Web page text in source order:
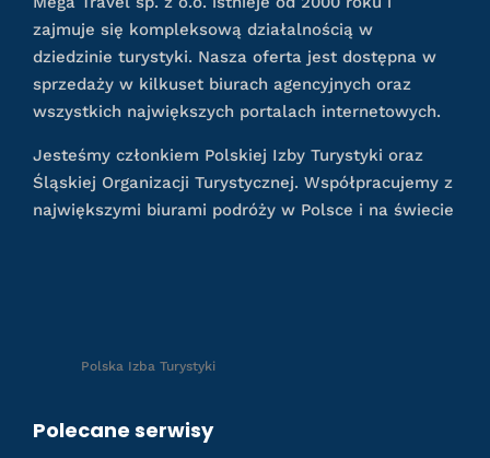
zajmuje się kompleksową działalnością w
dziedzinie turystyki. Nasza oferta jest dostępna w
sprzedaży w kilkuset biurach agencyjnych oraz
wszystkich największych portalach internetowych.
Jesteśmy członkiem Polskiej Izby Turystyki oraz
Śląskiej Organizacji Turystycznej. Współpracujemy z
największymi biurami podróży w Polsce i na świecie
Polska Izba Turystyki
Polecane serwisy